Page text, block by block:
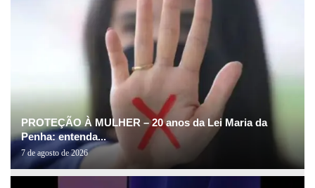
PROTEÇÃO À MULHER – 20 anos da Lei Maria da
Penha: entenda...
7 de agosto de 2026